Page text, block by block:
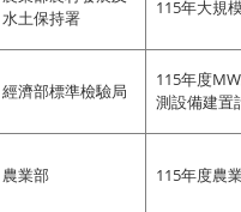
水土保持署
115年大規
經濟部標準檢驗局
115年度
測設備建置
農業部 115年度農